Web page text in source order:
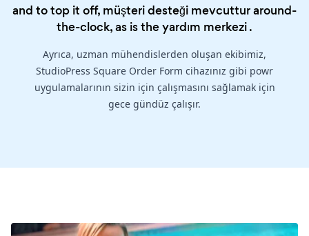
and to top it off, müşteri desteği mevcuttur around-
the-clock, as is theyardım merkezi.
Ayrıca, uzman mühendislerden oluşan ekibimiz,
StudioPress Square Order Form cihazınız gibi powr
uygulamalarının sizin için çalışmasını sağlamak için
gece gündüz çalışır.